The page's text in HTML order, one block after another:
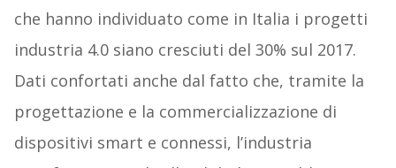
che hanno individuato come in Italia i progetti
industria 4.0 siano cresciuti del 30% sul 2017.
Dati confortati anche dal fatto che, tramite la
progettazione e la commercializzazione di
dispositivi smart e connessi, l’industria